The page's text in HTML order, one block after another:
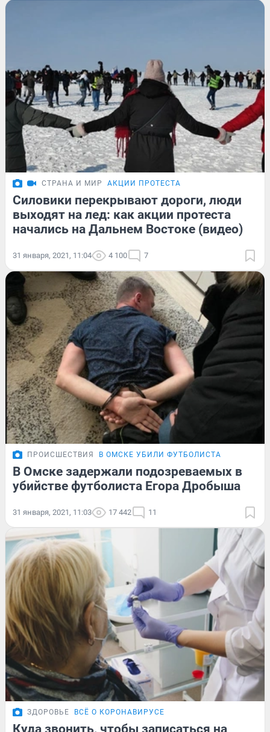
СТРАНА И МИР АКЦИИ ПРОТЕСТА
Силовики перекрывают дороги, люди
выходят на лед: как акции протеста
начались на Дальнем Востоке (видео)
31 января, 2021, 11:04 4 100 7
ПРОИСШЕСТВИЯ В ОМСКЕ УБИЛИ ФУТБОЛИСТА
В Омске задержали подозреваемых в
убийстве футболиста Егора Дробыша
31 января, 2021, 11:03 17 442 11
ЗДОРОВЬЕ ВСЁ О КОРОНАВИРУСЕ
Куда звонить, чтобы записаться на